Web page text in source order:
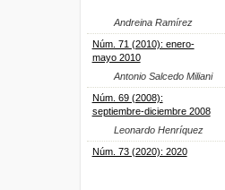
Andreina Ramírez
Núm. 71 (2010): enero-
mayo 2010
Antonio Salcedo Miliani
Núm. 69 (2008):
septiembre-diciembre 2008
Leonardo Henríquez
Núm. 73 (2020): 2020